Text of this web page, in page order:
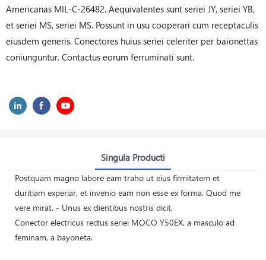
Americanas MIL-C-26482. Aequivalentes sunt seriei JY, seriei YB,
et seriei MS, seriei MS. Possunt in usu cooperari cum receptaculis
eiusdem generis. Conectores huius seriei celeriter per baionettas
coniunguntur. Contactus eorum ferruminati sunt.
Singula Producti
Postquam magno labore eam traho ut eius firmitatem et
duritiam experiar, et invenio eam non esse ex forma. Quod me
vere mirat. - Unus ex clientibus nostris dicit.
Conector electricus rectus seriei MOCO Y50EX, a masculo ad
feminam, a bayoneta.